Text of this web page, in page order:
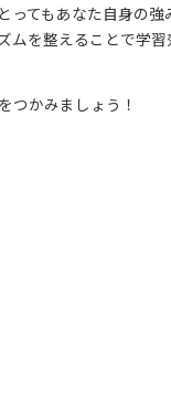
ってもあなた自身の強
ムを整えることで学習
つかみましょう！